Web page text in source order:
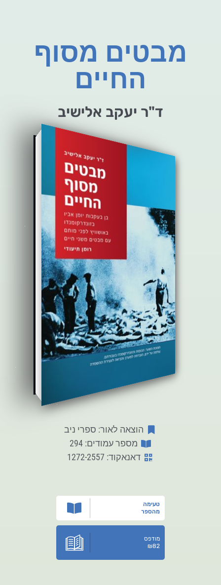
מבטים מסוף
החיים
ד"ר יעקב אלישיב
הוצאה לאור: ספרי ניב
מספר עמודים: 294
דאנאקוד: 1272-2557
טעימה
מהספר
מודפס
₪82